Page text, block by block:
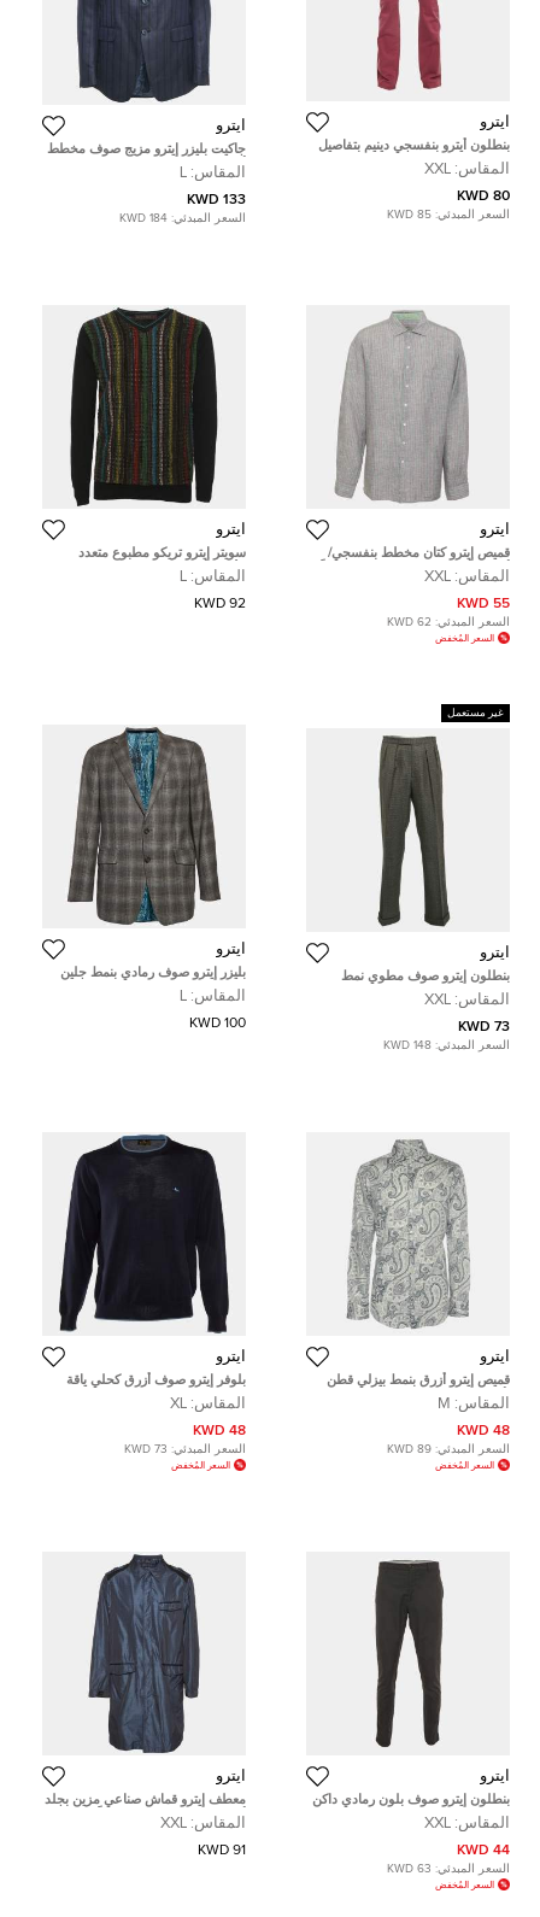
ايترو
بنطلون أيترو بنفسجي دينيم بتفاصيل
شارة مقاس كبير جدًا جدًا - إكس إكس
لارج، خصر 38 بوصة
المقاس: XXL
80 KWD
السعر المبدئي: 85 KWD
ايترو
جاكيت بليزر إيترو مزيج صوف مخطط
أزرق بحري بزرار واحد مقاس كبير -
لارج
المقاس: L
133 KWD
السعر المبدئي: 184 KWD
ايترو
قميص إيترو كتان مخطط بنفسجي/
أخضر بأكمام طويلة مقاس كبير جداً
جداً - إكس إكس لارج
المقاس: XXL
55 KWD
السعر المبدئي: 62 KWD
السعر المُخفض
ايترو
سويتر إيترو تريكو مطبوع متعدد
الألوان أسود كبير
المقاس: L
92 KWD
غير مستعمل
ايترو
بنطلون إيترو صوف مطوي نمط
رمادي رسمي مقاس إكس إكس لارج
(كبير جدًا جدًا)
المقاس: XXL
73 KWD
السعر المبدئي: 148 KWD
ايترو
بليزر إيترو صوف رمادي بنمط جلين
شبكي بزر واحد مقاس كبير (لارج)
المقاس: L
100 KWD
ايترو
قميص إيترو أزرق بنمط بيزلي قطن
بأكمام طويلة الحجم متوسط
المقاس: M
48 KWD
السعر المبدئي: 89 KWD
السعر المُخفض
ايترو
بلوفر إيترو صوف أزرق كحلي ياقة
دائري XL
المقاس: XL
48 KWD
السعر المبدئي: 73 KWD
السعر المُخفض
ايترو
بنطلون إيترو صوف بلون رمادي داكن
رسمي مزيج كبير جدًا جدًا
المقاس: XXL
44 KWD
السعر المبدئي: 63 KWD
السعر المُخفض
ايترو
معطف إيترو قماش صناعي مزين بجلد
أزرق/رمادي مقاس كبير جداً
المقاس: XXL
91 KWD